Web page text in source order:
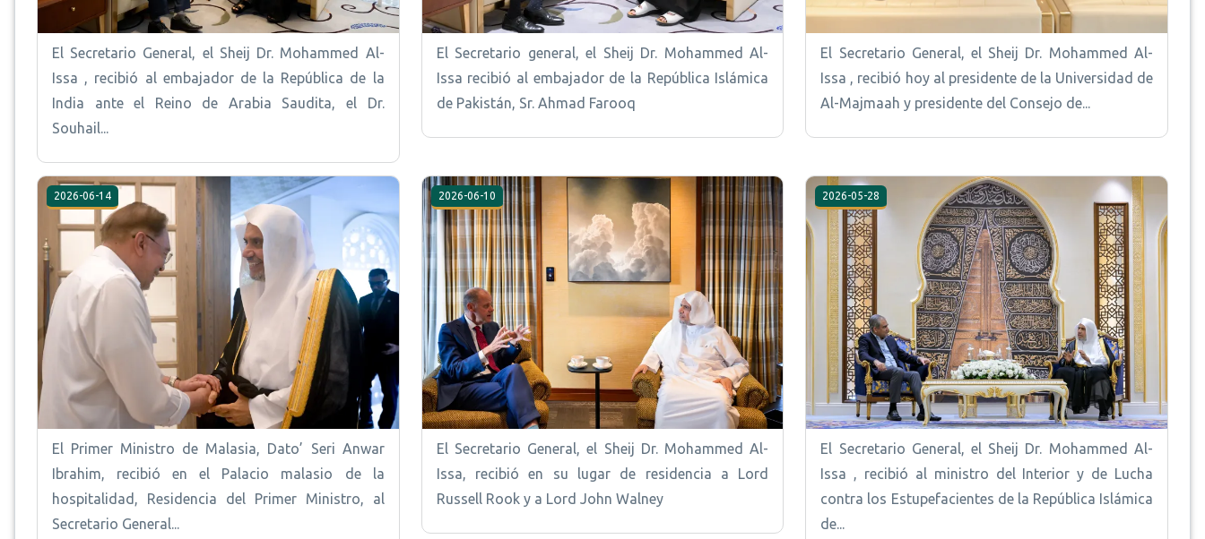
El Secretario General, el Sheij Dr. Mohammed Al-
Issa , recibió al embajador de la República de la
India ante el Reino de Arabia Saudita, el Dr.
Souhail...
El Secretario general, el Sheij Dr. Mohammed Al-
Issa recibió al embajador de la República Islámica
de Pakistán, Sr. Ahmad Farooq
El Secretario General, el Sheij Dr. Mohammed Al-
Issa , recibió hoy al presidente de la Universidad de
Al-Majmaah y presidente del Consejo de...
2026-06-14
El Primer Ministro de Malasia, Dato’ Seri Anwar
Ibrahim, recibió en el Palacio malasio de la
hospitalidad, Residencia del Primer Ministro, al
Secretario General...
2026-06-10
El Secretario General, el Sheij Dr. Mohammed Al-
Issa, recibió en su lugar de residencia a Lord
Russell Rook y a Lord John Walney
2026-05-28
El Secretario General, el Sheij Dr. Mohammed Al-
Issa , recibió al ministro del Interior y de Lucha
contra los Estupefacientes de la República Islámica
de...